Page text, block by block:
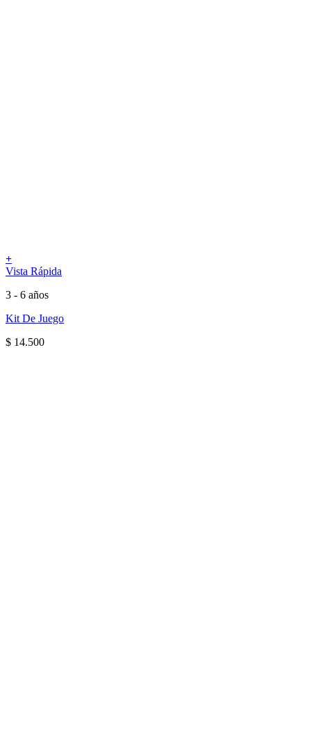
+
Vista Rápida
3 - 6 años
Kit De Juego
$ 14.500